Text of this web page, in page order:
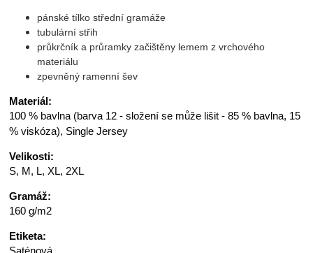
pánské tílko střední gramáže
tubulární střih
průkrčník a průramky začištěny lemem z vrchového
materiálu
zpevněný ramenní šev
Materiál:
100 % bavlna (barva 12 - složení se může lišit - 85 % bavlna, 15
% viskóza), Single Jersey
Velikosti:
S, M, L, XL, 2XL
Gramáž:
160 g/m2
Etiketa:
Saténová